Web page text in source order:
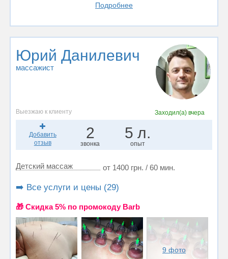
Подробнее
Юрий Данилевич
массажист
Выезжаю к клиенту Заходил(а) вчера
Добавить
отзыв
2
звонка
5 л.
опыт
Детский массаж от 1400 грн. / 60 мин.
➡️ Все услуги и цены (29)
🎁 Cкидка 5% по промокоду Barb
9 фото